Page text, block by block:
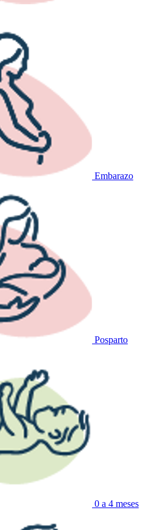
Embarazo
Posparto
0 a 4 meses